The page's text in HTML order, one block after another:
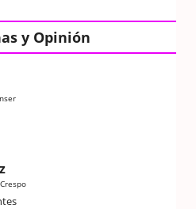
y Opinión